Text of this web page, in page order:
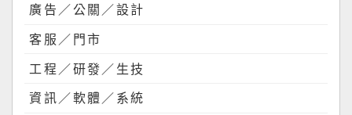
廣告／公關／設計
客服／門市
工程／研發／生技
資訊／軟體／系統